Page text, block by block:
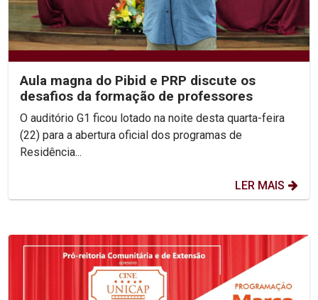
Aula magna do Pibid e PRP discute os
desafios da formação de professores
O auditório G1 ficou lotado na noite desta quarta-feira
(22) para a abertura oficial dos programas de
Residência...
LER MAIS